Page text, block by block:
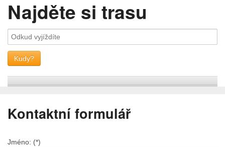
Najděte si trasu
Kontaktní formulář
Jméno: (*)